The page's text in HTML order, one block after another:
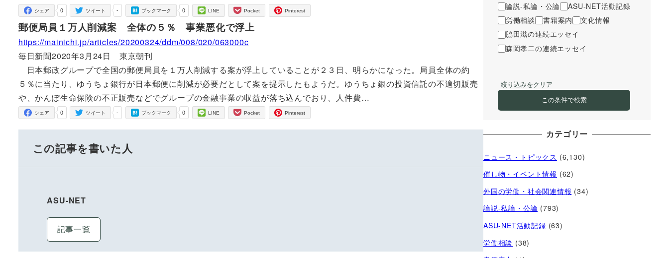
0
シェア -
ツイート 0
ブックマーク LINE Pocket Pinterest
郵便局員１万人削減案 全体の５％ 事業悪化で浮上
https://mainichi.jp/articles/20200324/ddm/008/020/063000c
毎日新聞2020年3月24日 東京朝刊
日本郵政グループで全国の郵便局員を１万人削減する案が浮上していることが２３日、明らかになった。局員全体の約
５％に当たり、ゆうちょ銀行が日本郵便に削減が必要だとして案を提示したもようだ。ゆうちょ銀の投資信託の不適切販売
や、かんぽ生命保険の不正販売などでグループの金融事業の収益が落ち込んでおり、人件費…
0
シェア -
ツイート 0
ブックマーク LINE Pocket Pinterest
この記事を書いた人
ASU-NET
記事一覧
論説-私論・公論
ASU-NET活動記録
労働相談
書籍案内
文化情報
脇田滋の連続エッセイ
森岡孝二の連続エッセイ
絞り込みをクリア
この条件で検索
カテゴリー
ニュース・トピックス (6,130)
催し物・イベント情報 (62)
外国の労働・社会関連情報 (34)
論説-私論・公論 (793)
ASU-NET活動記録 (63)
労働相談 (38)